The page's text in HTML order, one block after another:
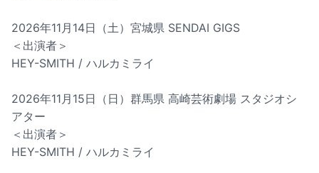
2026年11月14日（土）宮城県 SENDAI GIGS
＜出演者＞
HEY-SMITH / ハルカミライ
2026年11月15日（日）群馬県 高崎芸術劇場 スタジオシ
アター
＜出演者＞
HEY-SMITH / ハルカミライ